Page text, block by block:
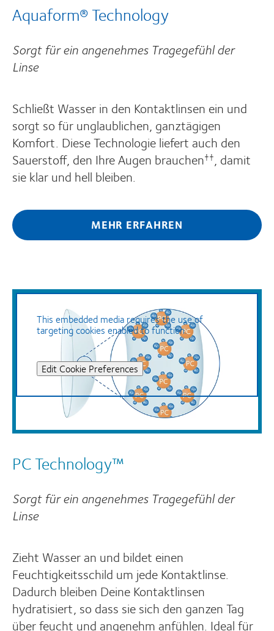
Aquaform® Technology
Sorgt für ein angenehmes Tragegefühl der
Linse
Schließt Wasser in den Kontaktlinsen ein und
sorgt so für unglaublichen, ganztägigen
Komfort. Diese Technologie liefert auch den
Sauerstoff, den Ihre Augen brauchen††, damit
sie klar und hell bleiben.
MEHR ERFAHREN
This embedded media requires the use of
targeting cookies enabled to function.
Edit Cookie Preferences
PC Technology™
Sorgt für ein angenehmes Tragegefühl der
Linse
Zieht Wasser an und bildet einen
Feuchtigkeitsschild um jede Kontaktlinse.
Dadurch bleiben Deine Kontaktlinsen
hydratisiert, so dass sie sich den ganzen Tag
über feucht und angenehm anfühlen. Ideal für